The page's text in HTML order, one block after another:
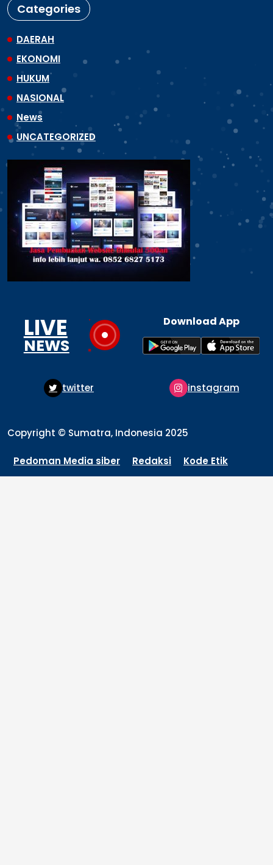
Categories
DAERAH
EKONOMI
HUKUM
NASIONAL
News
UNCATEGORIZED
LIVE
NEWS
Download App
Copyright © Sumatra, Indonesia 2025
Pedoman Media siber Redaksi Kode Etik